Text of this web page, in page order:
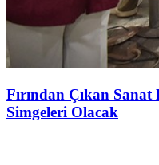
Fırından Çıkan
Simgeleri Olacak